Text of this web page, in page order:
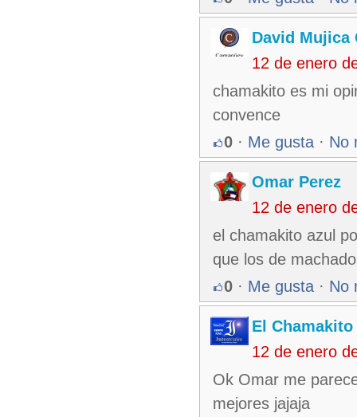
David Mujica
12 de enero
chamakito es mi
convence
0 · Me gusta · No
Omar Perez
12 de enero
el chamakito azul
que los de
0 · Me gusta · No
El Chamakito
12 de enero
Ok Omar me
mejores jajaja